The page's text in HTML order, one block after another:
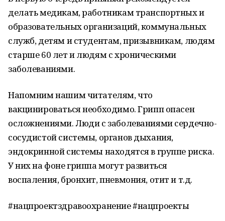
делать медикам, работникам транспортных и
образовательных организаций, коммунальных
служб, детям и студентам, призывникам, людям
старше 60 лет и людям с хроническими
заболеваниями.
Напомним нашим читателям, что
вакцинироваться необходимо. Грипп опасен
осложнениями. Люди с заболеваниями сердечно-
сосудистой системы, органов дыхания,
эндокринной системы находятся в группе риска.
У них на фоне гриппа могут развиться
воспаления, бронхит, пневмония, отит и т.д.
#нацпроектздравоохранение #нацпроекты